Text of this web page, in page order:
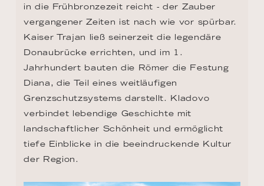
in die Frühbronzezeit reicht - der Zauber
vergangener Zeiten ist nach wie vor spürbar.
Kaiser Trajan ließ seinerzeit die legendäre
Donaubrücke errichten, und im 1.
Jahrhundert bauten die Römer die Festung
Diana, die Teil eines weitläufigen
Grenzschutzsystems darstellt. Kladovo
verbindet lebendige Geschichte mit
landschaftlicher Schönheit und ermöglicht
tiefe Einblicke in die beeindruckende Kultur
der Region.